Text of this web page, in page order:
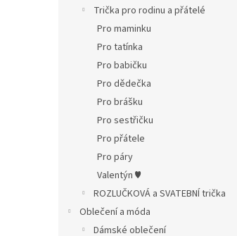
Trička pro rodinu a přátelé
Pro maminku
Pro tatínka
Pro babičku
Pro dědečka
Pro brášku
Pro sestřičku
Pro přátele
Pro páry
Valentýn ♥
ROZLUČKOVÁ a SVATEBNÍ trička
Oblečení a móda
Dámské oblečení